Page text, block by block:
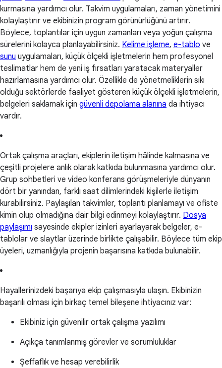
kurmasına yardımcı olur. Takvim uygulamaları, zaman yönetimini
kolaylaştırır ve ekibinizin program görünürlüğünü artırır.
Böylece, toplantılar için uygun zamanları veya yoğun çalışma
sürelerini kolayca planlayabilirsiniz. Kelime işleme, e-tablo ve
sunu uygulamaları, küçük ölçekli işletmelerin hem profesyonel
teslimatlar hem de yeni iş fırsatları yaratacak materyaller
hazırlamasına yardımcı olur. Özellikle de yönetmeliklerin sıkı
olduğu sektörlerde faaliyet gösteren küçük ölçekli işletmelerin,
belgeleri saklamak için güvenli depolama alanına da ihtiyacı
vardır.
Ortak çalışma araçları, ekiplerin iletişim hâlinde kalmasına ve
çeşitli projelere anlık olarak katkıda bulunmasına yardımcı olur.
Grup sohbetleri ve video konferans görüşmeleriyle dünyanın
dört bir yanından, farklı saat dilimlerindeki kişilerle iletişim
kurabilirsiniz. Paylaşılan takvimler, toplantı planlamayı ve ofiste
kimin olup olmadığına dair bilgi edinmeyi kolaylaştırır. Dosya
paylaşımı sayesinde ekipler izinleri ayarlayarak belgeler, e-
tablolar ve slaytlar üzerinde birlikte çalışabilir. Böylece tüm ekip
üyeleri, uzmanlığıyla projenin başarısına katkıda bulunabilir.
Hayallerinizdeki başarıya ekip çalışmasıyla ulaşın. Ekibinizin
başarılı olması için birkaç temel bileşene ihtiyacınız var:
Ekibiniz için güvenilir ortak çalışma yazılımı
Açıkça tanımlanmış görevler ve sorumluluklar
Şeffaflık ve hesap verebilirlik